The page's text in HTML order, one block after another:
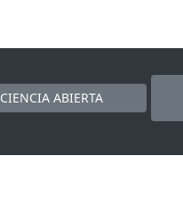
CIENCIA ABIERTA